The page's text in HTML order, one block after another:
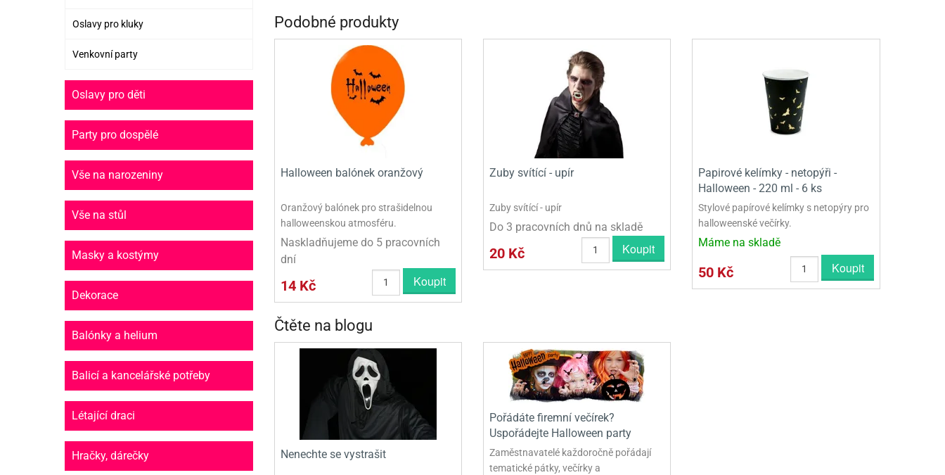
SCOOBY DOO
SPIDERMAN
SPONGE BOB
STAR WARS
TROLLS - TROLOVÉ
Oslavy pro kluky
Venkovní party
Oslavy pro děti
Party pro dospělé
Vše na narozeniny
Vše na stůl
Masky a kostýmy
Dekorace
Balónky a helium
Balicí a kancelářské potřeby
Létající draci
Hračky, dárečky
Podobné produkty
Halloween balónek oranžový
Oranžový balónek pro strašidelnou
halloweenskou atmosféru.
Naskladňujeme do 5 pracovních
dní
14 Kč Koupit
Zuby svítící - upír
Zuby svítící - upír
Do 3 pracovních dnů na skladě
20 Kč Koupit
Papirové kelímky - netopýři -
Halloween - 220 ml - 6 ks
Stylové papírové kelímky s netopýry pro
halloweenské večírky.
Máme na skladě
50 Kč Koupit
Čtěte na blogu
Nenechte se vystrašit
Pořádáte firemní večírek?
Uspořádejte Halloween party
Zaměstnavatelé každoročně pořádají
tematické pátky, večírky a